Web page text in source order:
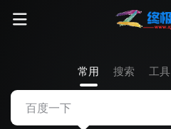
常用 搜索 工具